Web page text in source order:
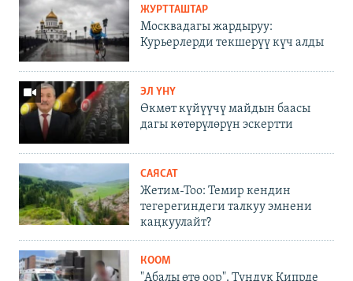
ЖУРТТАШТАР
Москвадагы жардыруу:
Курьерлерди текшерүү күч алды
ЭЛ ҮНҮ
Өкмөт күйүүчү майдын баасы
дагы көтөрүлөрүн эскертти
САЯСАТ
Жетим-Тоо: Темир кендин
тегерегиндеги талкуу эмнени
каңкуулайт?
КООМ
"Абалы өтө оор". Түндүк Кипрде